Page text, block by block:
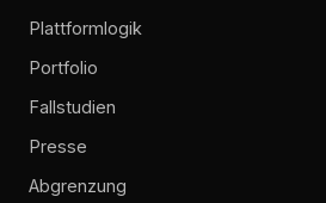
Plattformlogik
Portfolio
Fallstudien
Presse
Abgrenzung